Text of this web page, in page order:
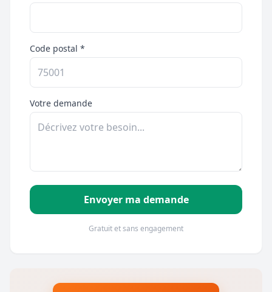
Code postal *
Votre demande
Envoyer ma demande
Gratuit et sans engagement